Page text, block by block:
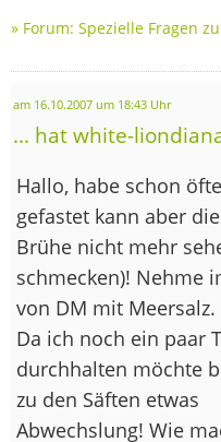
» Forum: Spezielle Fragen
am 16.10.2007 um 18:43 Uhr
... hat white-
Hallo, habe schon
gefastet kann aber
Brühe nicht mehr
schmecken)! Nehme
von DM mit Meersalz.
Da ich noch ein paar
durchhalten möchte
zu den Säften etwas
Abwechslung! Wie